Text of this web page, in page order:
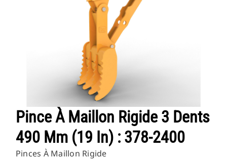
Pince À Maillon Rigide 3 Dents
490 Mm (19 In) : 378-2400
Pinces À Maillon Rigide